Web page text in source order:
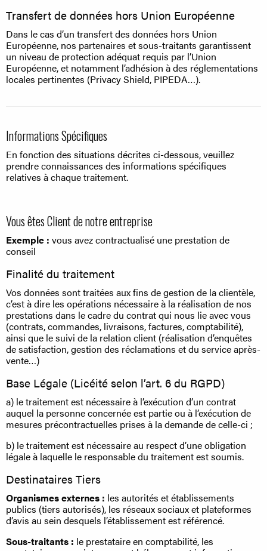
Transfert de données hors Union Européenne
Dans le cas d’un transfert des données hors Union
Européenne, nos partenaires et sous-traitants garantissent
un niveau de protection adéquat requis par l’Union
Européenne, et notamment l’adhésion à des réglementations
locales pertinentes (Privacy Shield, PIPEDA…).
Informations Spécifiques
En fonction des situations décrites ci-dessous, veuillez
prendre connaissances des informations spécifiques
relatives à chaque traitement.
Vous êtes Client de notre entreprise
Exemple : vous avez contractualisé une prestation de
conseil
Finalité du traitement
Vos données sont traitées aux fins de gestion de la clientèle,
c’est à dire les opérations nécessaire à la réalisation de nos
prestations dans le cadre du contrat qui nous lie avec vous
(contrats, commandes, livraisons, factures, comptabilité),
ainsi que le suivi de la relation client (réalisation d’enquêtes
de satisfaction, gestion des réclamations et du service après-
vente…)
Base Légale (Licéité selon l’art. 6 du RGPD)
a) le traitement est nécessaire à l’exécution d’un contrat
auquel la personne concernée est partie ou à l’exécution de
mesures précontractuelles prises à la demande de celle-ci ;
b) le traitement est nécessaire au respect d’une obligation
légale à laquelle le responsable du traitement est soumis.
Destinataires Tiers
Organismes externes : les autorités et établissements
publics (tiers autorisés), les réseaux sociaux et plateformes
d’avis au sein desquels l’établissement est référencé.
Sous-traitants : le prestataire en comptabilité, les